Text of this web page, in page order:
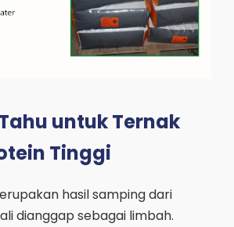
untuk Ternak
Tinggi
hasil samping dari
dianggap sebagai limbah.